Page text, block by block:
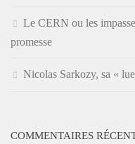
Le CERN ou les
promesse
Nicolas Sarkozy, sa «
COMMENTAIRES